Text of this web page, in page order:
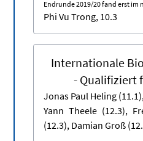
Endrunde 2019/20 fand erst im
Phi Vu Trong, 10.3
Internationale
- Qualifiziert
Jonas Paul Heling
Yann Theele (12.3),
(12.3), Damian Groß